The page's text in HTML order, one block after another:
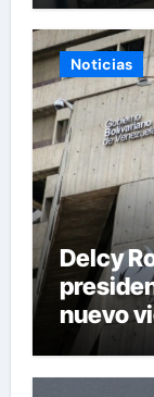
Noticias
Delcy
nuevo